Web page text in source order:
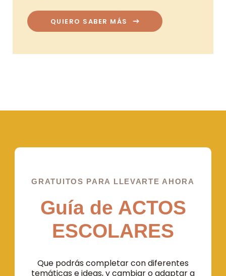
QUIERO SABER MÁS
GRATUITOS PARA LLEVARTE AHORA
Guía de ACTOS
ESCOLARES
Que podrás completar con diferentes
temáticas e ideas, y cambiar o adaptar a